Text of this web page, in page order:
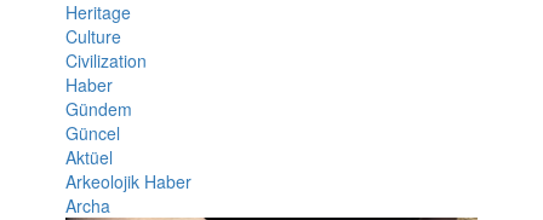
Heritage
Culture
Civilization
Haber
Gündem
Güncel
Aktüel
Arkeolojik Haber
Archa